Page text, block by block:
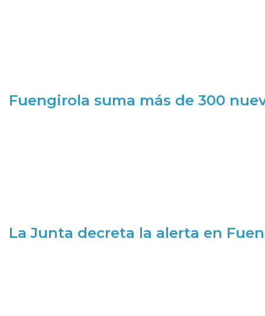
Fuengirola suma más de 300
La Junta decreta la alerta en